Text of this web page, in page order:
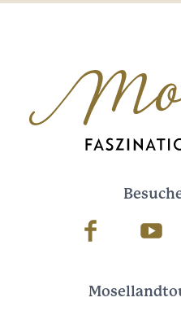
Facebook